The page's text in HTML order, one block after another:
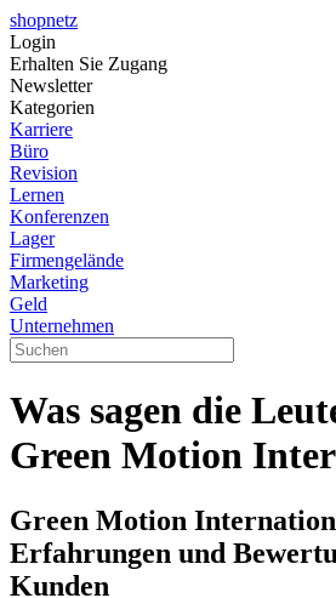
shopnetz
Login
Erhalten Sie Zugang
Newsletter
Kategorien
Karriere
Büro
Revision
Lernen
Konferenzen
Lager
Firmengelände
Marketing
Geld
Unternehmen
Was sagen die
Green Motion
Green Motion
Erfahrungen und
Kunden